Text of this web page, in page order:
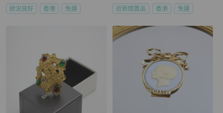
狀況良好 香港 免運 近新閒置品 香港 免運